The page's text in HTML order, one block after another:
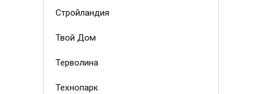
Стройландия
Твой Дом
Терволина
Технопарк